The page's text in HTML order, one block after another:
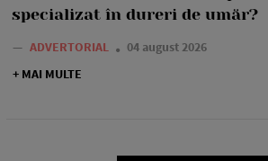
specializat în dureri de umăr?
— ADVERTORIAL
04 august 2026
+ MAI MULTE